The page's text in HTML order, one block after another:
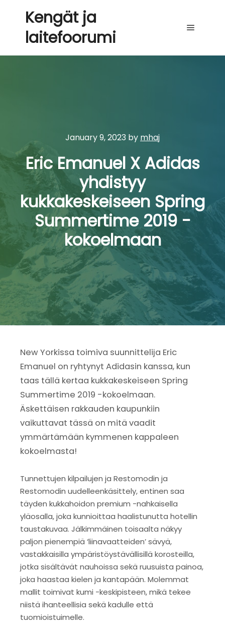
Kengät ja
laitefoorumi
January 9, 2023 by mhaj
Eric Emanuel X Adidas
yhdistyy
kukkakeskeiseen Spring
Summertime 2019 -
kokoelmaan
New Yorkissa toimiva suunnittelija Eric
Emanuel on ryhtynyt Adidasin kanssa, kun
taas tällä kertaa kukkakeskeiseen Spring
Summertime 2019 -kokoelmaan.
Äskettäisen rakkauden kaupunkiin
vaikuttavat tässä on mitä vaadit
ymmärtämään kymmenen kappaleen
kokoelmasta!
Tunnettujen kilpailujen ja Restomodin ja
Restomodin uudelleenkäsittely, entinen saa
täyden kukkahoidon premium -nahkaisella
yläosalla, joka kunnioittaa haalistunutta hotellin
taustakuvaa. Jälkimmäinen toisaalta näkyy
paljon pienempiä ‘liinavaatteiden’ sävyä,
vastakkaisilla ympäristöystävällisillä korosteilla,
jotka sisältävät nauhoissa sekä ruusuista painoa,
joka haastaa kielen ja kantapään. Molemmat
mallit toimivat kumi -keskipisteen, mikä tekee
niistä ihanteellisia sekä kadulle että
tuomioistuimelle.